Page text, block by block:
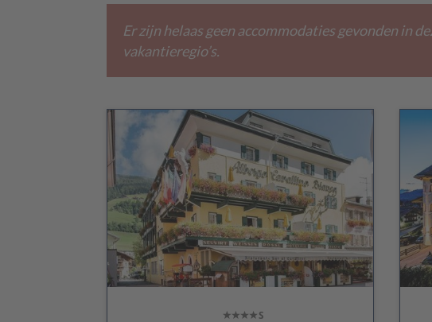
Er zijn helaas geen accommodaties gevonden in
vakantieregio’s.